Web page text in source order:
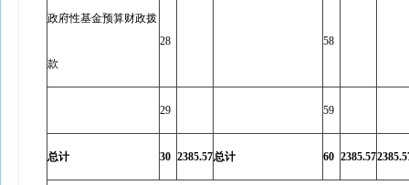
政府性基金预算财政拨
款
28 58
29 59
总计 30 2385.57总计 60 2385.57